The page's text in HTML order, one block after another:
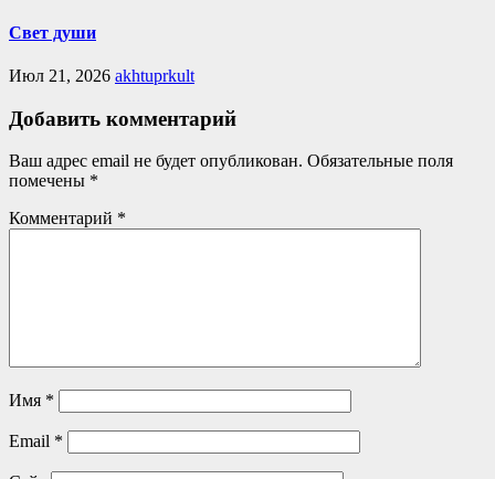
Свет души
Июл 21, 2026 akhtuprkult
Добавить комментарий
Ваш адрес email не будет опубликован. Обязательные поля
помечены *
Комментарий *
Имя *
Email *